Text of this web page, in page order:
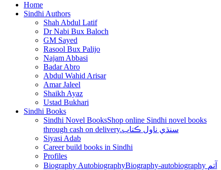
Home
Sindhi Authors
Shah Abdul Latif
Dr Nabi Bux Baloch
GM Sayed
Rasool Bux Palijo
Najam Abbasi
Badar Abro
Abdul Wahid Arisar
Amar Jaleel
Shaikh Ayaz
Ustad Bukhari
Sindhi Books
Sindhi Novel BooksShop online Sindhi novel books
through cash on delivery.سنڌي ناول ڪتاب
Siyasi Adab
Career build books in Sindhi
Profiles
Biography AutobiographyBiography-autobiography آتم